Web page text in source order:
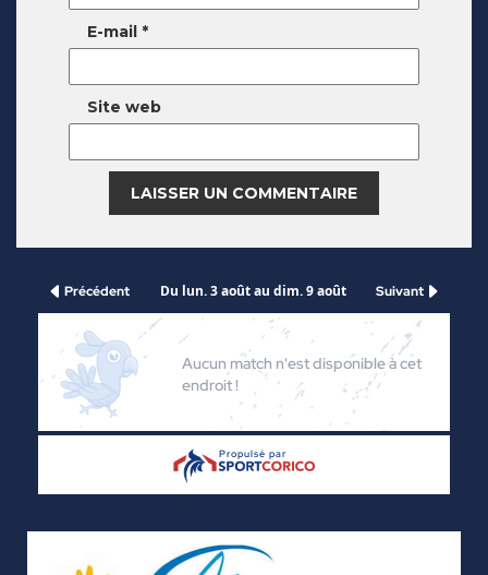
E-mail *
Site web